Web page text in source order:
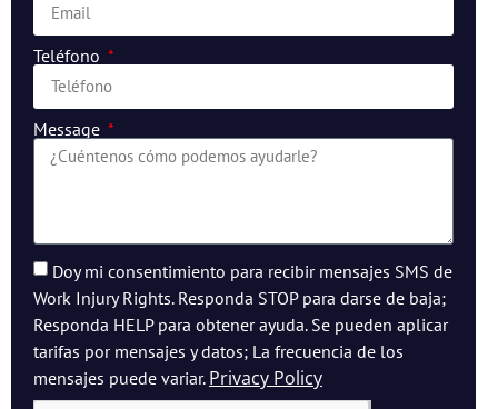
Teléfono
Message
Doy mi consentimiento para recibir mensajes SMS de
Work Injury Rights. Responda STOP para darse de baja;
Responda HELP para obtener ayuda. Se pueden aplicar
tarifas por mensajes y datos; La frecuencia de los
mensajes puede variar. Privacy Policy